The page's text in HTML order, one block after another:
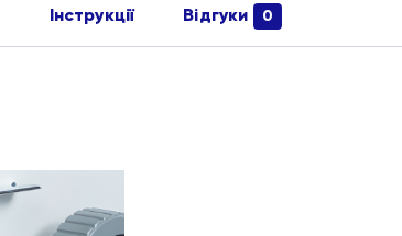
Інструкції Відгуки 0